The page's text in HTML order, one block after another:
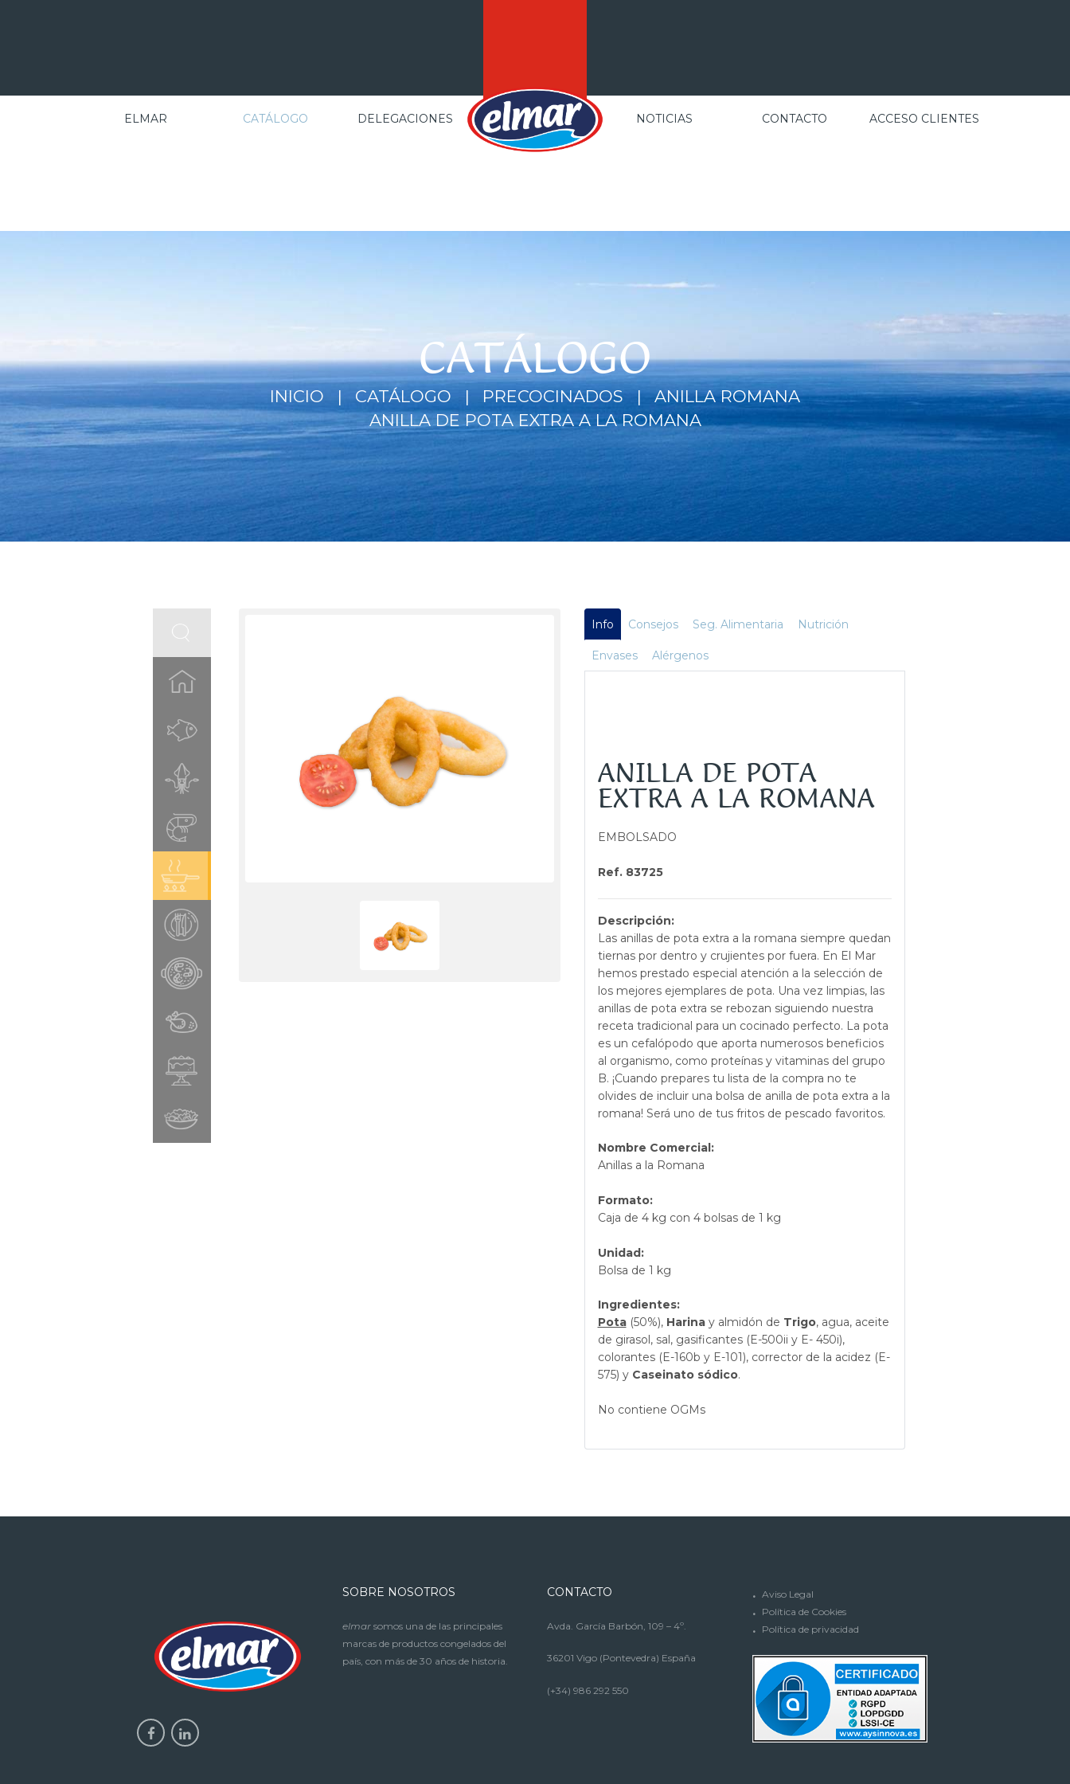
ELMAR CATÁLOGO DELEGACIONES NOTICIAS CONTACTO ACCESO CLIENTES
CATÁLOGO
INICIO CATÁLOGO PRECOCINADOS
ANILLA ROMANA
ANILLA DE POTA EXTRA A LA ROMANA
Info Consejos Seg. Alimentaria Nutrición
Envases Alérgenos
ANILLA DE POTA
EXTRA A LA ROMANA
EMBOLSADO
Ref. 83725
Descripción:
Las anillas de pota extra a la romana siempre quedan
tiernas por dentro y crujientes por fuera. En El Mar
hemos prestado especial atención a la selección de
los mejores ejemplares de pota. Una vez limpias, las
anillas de pota extra se rebozan siguiendo nuestra
receta tradicional para un cocinado perfecto. La pota
es un cefalópodo que aporta numerosos beneficios
al organismo, como proteínas y vitaminas del grupo
B. ¡Cuando prepares tu lista de la compra no te
olvides de incluir una bolsa de anilla de pota extra a la
romana! Será uno de tus fritos de pescado favoritos.
Nombre Comercial:
Anillas a la Romana
Formato:
Caja de 4 kg con 4 bolsas de 1 kg
Unidad:
Bolsa de 1 kg
Ingredientes:
Pota(50%), Harinay almidón de Trigo, agua, aceite
de girasol, sal, gasificantes (E-500ii y E- 450i),
colorantes (E-160b y E-101), corrector de la acidez (E-
575) y Caseinato sódico.
No contiene OGMs
SOBRE NOSOTROS
elmarsomos una de las principales
marcas de productos congelados del
país, con más de 30 años de historia.
CONTACTO
Avda. García Barbón, 109 – 4º.
36201 Vigo (Pontevedra) España
(+34) 986 292 550
Aviso Legal
Política de Cookies
Política de privacidad